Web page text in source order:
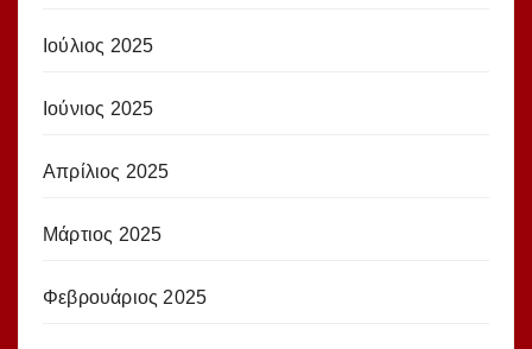
Ιούλιος 2025
Ιούνιος 2025
Απρίλιος 2025
Μάρτιος 2025
Φεβρουάριος 2025